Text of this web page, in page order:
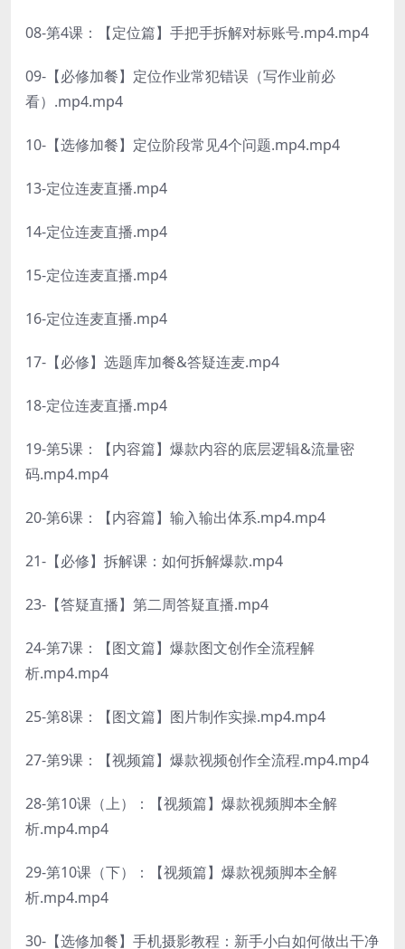
08-第4课：【定位篇】手把手拆解对标账号.mp4.mp4
09-【必修加餐】定位作业常犯错误（写作业前必
看）.mp4.mp4
10-【选修加餐】定位阶段常见4个问题.mp4.mp4
13-定位连麦直播.mp4
14-定位连麦直播.mp4
15-定位连麦直播.mp4
16-定位连麦直播.mp4
17-【必修】选题库加餐&答疑连麦.mp4
18-定位连麦直播.mp4
19-第5课：【内容篇】爆款内容的底层逻辑&流量密
码.mp4.mp4
20-第6课：【内容篇】输入输出体系.mp4.mp4
21-【必修】拆解课：如何拆解爆款.mp4
23-【答疑直播】第二周答疑直播.mp4
24-第7课：【图文篇】爆款图文创作全流程解
析.mp4.mp4
25-第8课：【图文篇】图片制作实操.mp4.mp4
27-第9课：【视频篇】爆款视频创作全流程.mp4.mp4
28-第10课（上）：【视频篇】爆款视频脚本全解
析.mp4.mp4
29-第10课（下）：【视频篇】爆款视频脚本全解
析.mp4.mp4
30-【选修加餐】手机摄影教程：新手小白如何做出干净